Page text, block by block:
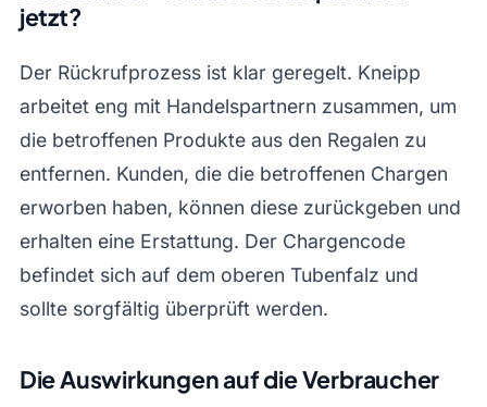
jetzt?
Der Rückrufprozess ist klar geregelt. Kneipp
arbeitet eng mit Handelspartnern zusammen, um
die betroffenen Produkte aus den Regalen zu
entfernen. Kunden, die die betroffenen Chargen
erworben haben, können diese zurückgeben und
erhalten eine Erstattung. Der Chargencode
befindet sich auf dem oberen Tubenfalz und
sollte sorgfältig überprüft werden.
Die Auswirkungen auf die Verbraucher